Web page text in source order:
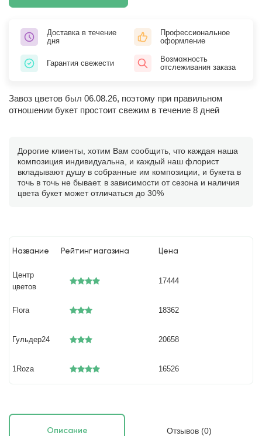
Доставка в течение
дня
Профессиональное
оформление
Гарантия свежести
Возможность
отслеживания заказа
Завоз цветов был 06.08.26, поэтому при правильном
отношении букет простоит свежим в течение 8 дней
Дорогие клиенты, хотим Вам сообщить, что каждая наша
композиция индивидуальна, и каждый наш флорист
вкладывают душу в собранные им композиции, и букета в
точь в точь не бывает. в зависимости от сезона и наличия
цвета букет может отличаться до 30%
Название Рейтинг магазина Цена
Центр
цветов
17444
Flora 18362
Гульдер24 20658
1Roza 16526
Описание Отзывов (0)